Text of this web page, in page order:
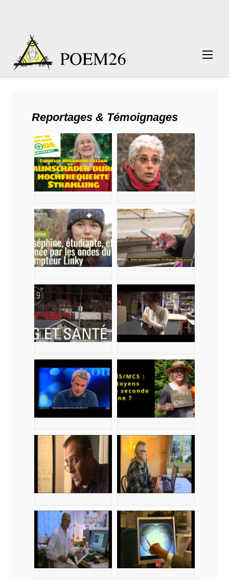
Reportages & Témoignages